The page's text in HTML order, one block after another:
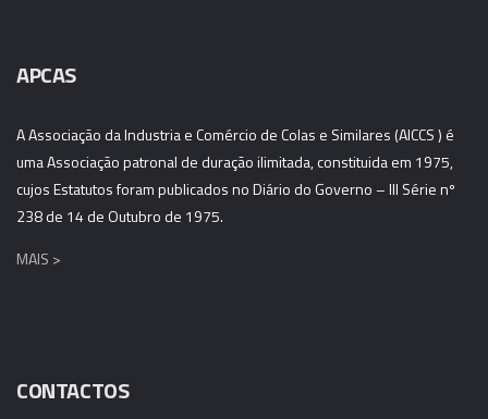
APCAS
A Associação da Industria e Comércio de Colas e Similares (AICCS ) é
uma Associação patronal de duração ilimitada, constituida em 1975,
cujos Estatutos foram publicados no Diário do Governo – III Série nº
238 de 14 de Outubro de 1975.
MAIS >
CONTACTOS